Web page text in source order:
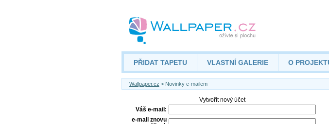
PŘIDAT TAPETU VLASTNÍ GALERIE O
Wallpaper.cz > Novinky e-mailem